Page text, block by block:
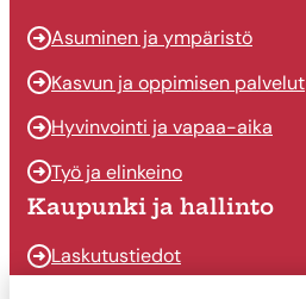
Asuminen ja ympäristö
Kasvun ja oppimisen palvelut
Hyvinvointi ja vapaa-aika
Työ ja elinkeino
Kaupunki ja hallinto
Laskutustiedot